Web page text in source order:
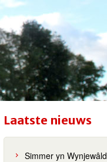
Laatste nieuws
Simmer yn Wynjewâld